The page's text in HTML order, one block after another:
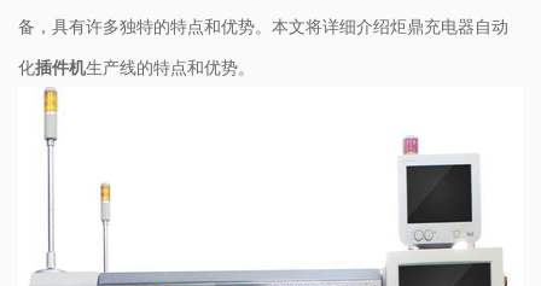
备，具有许多独特的特点和优势。本文将详细介绍炬鼎充电器自动
化插件机生产线的特点和优势。